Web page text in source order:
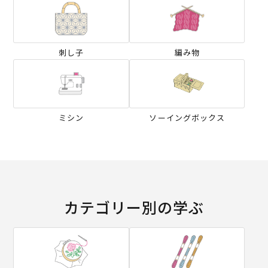
刺し子 編み物
ミシン ソーイングボックス
カテゴリー別の学ぶ